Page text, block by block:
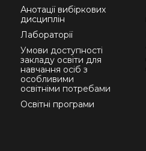
Анотації вибіркових
дисциплін
Лабораторії
Умови доступності
закладу освіти для
навчання осіб з
особливими
освітніми потребами
Освітні програми